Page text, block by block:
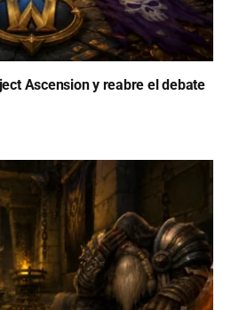
Ascension y reabre el debate